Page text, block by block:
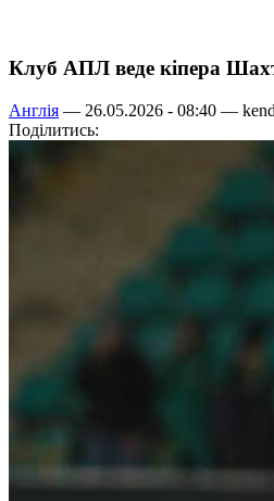
Клуб АПЛ веде кіпера
Англія — 26.05.2026 - 08:40 —
Поділитись: